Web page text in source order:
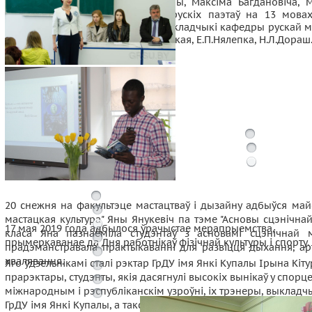
17 мая 2019 года адбылося ўрачыстае мерапрыемства,
прымеркаванае да Дня работнікаў фізічнай культуры і спорту.
Яго ўдзельнікамі сталі рэктар ГрДУ імя Янкі Купалы Ірына
прарэктары, студэнты, якія дасягнулі высокіх вынікаў у
міжнародным і рэспубліканскім узроўні, іх трэнеры,
ГрДУ імя Янкі Купалы, а таксама старшыня валейбольнага
Танка і іншых знакамітых беларускіх паэтаў на 13 мовах
Таксама прынялі ўдзел у акцыі выкладчыкі кафедры рускай
замежнай І.Н.Кавінкіна, С.А.Янкоўская, Е.П.Нялепка, Н.Л.Дораш.
20 снежня на факультэце мастацтваў і дызайну адбыўся
мастацкая культура" Яны Янукевіч па тэме "Асновы
класа Яна пазнаёміла студэнтаў з асновамі
прадэманстравала практыкаванні для развіцця дыхання,
хвалявання.